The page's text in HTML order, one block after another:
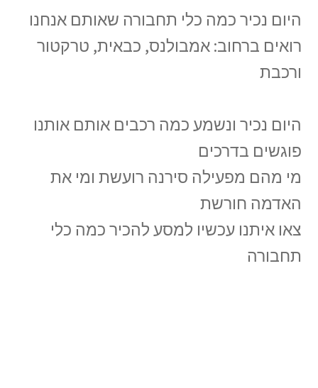
היום נכיר כמה כלי תחבורה שאותם אנחנו
רואים ברחוב: אמבולנס, כבאית, טרקטור
ורכבת
היום נכיר ונשמע כמה רכבים אותם אותנו
פוגשים בדרכים
מי מהם מפעילה סירנה רועשת ומי את
האדמה חורשת
צאו איתנו עכשיו למסע להכיר כמה כלי
תחבורה